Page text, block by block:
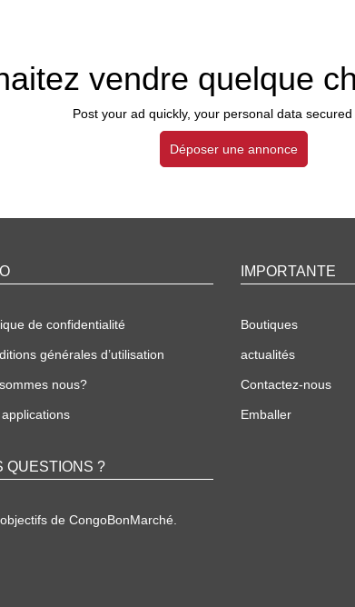
vendre quelque
Post your ad quickly, your personal data secured
Déposer une annonce
de confidentialité
générales d’utilisation
nous?
QUESTIONS ?
de CongoBonMarché.
IMPORTANTE
Boutiques
actualités
Contactez-nous
Emballer